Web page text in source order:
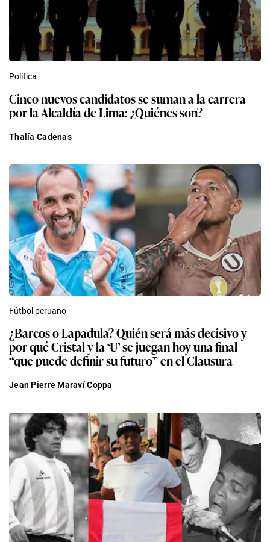
Política
Cinco nuevos candidatos se suman a la carrera
por la Alcaldía de Lima: ¿Quiénes son?
Thalía Cadenas
Fútbol peruano
¿Barcos o Lapadula? Quién será más decisivo y
por qué Cristal y la ‘U’ se juegan hoy una final
“que puede definir su futuro” en el Clausura
Jean Pierre Maraví Coppa